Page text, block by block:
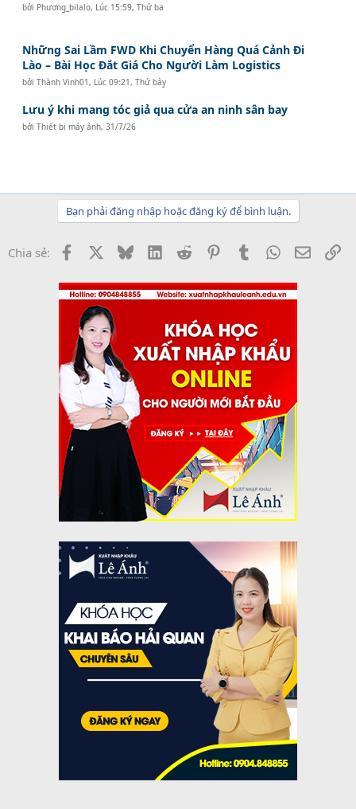
bởi Phương_bilalo, Lúc 15:59, Thứ ba
Những Sai Lầm FWD Khi Chuyển Hàng Quá Cảnh Đi
Lào – Bài Học Đắt Giá Cho Người Làm Logistics
bởiThành Vinh01 , Lúc 09:21, Thứ bảy
Lưu ý khi mang tóc giả qua cửa an ninh sân bay
bởiThiết bị máy ảnh,31/7/26
Bạn phải đăng nhập hoặc đăng ký để bình luận.
Chia sẻ: Facebook BlueskyLinkedInReddit PinterestTumblrWhatsApp
Email